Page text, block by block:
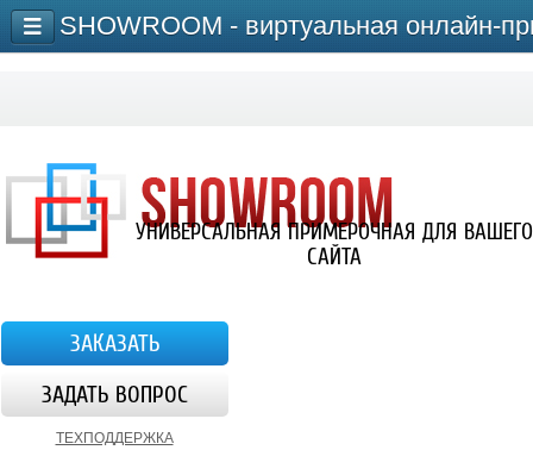
УНИВЕРСАЛЬНАЯ ПРИМЕРОЧНАЯ ДЛЯ ВАШЕГО
САЙТА
ЗАКАЗАТЬ
ЗАДАТЬ ВОПРОС
ТЕХПОДДЕРЖКА